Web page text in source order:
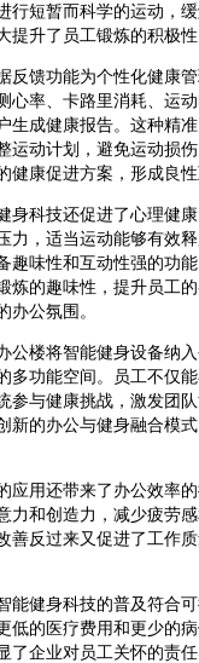
行短暂而科学的运动，
提升了员工锻炼的积极性
反馈功能为个性化健康
心率、卡路里消耗、运动
生成健康报告。这种精
运动计划，避免运动损
健康促进方案，形成良性
身科技还促进了心理健
力，适当运动能够有效
趣味性和互动性强的功
炼的趣味性，提升员工的
办公氛围。
公楼将智能健身设备纳
多功能空间。员工不仅
参与健康挑战，激发团
新的办公与健身融合模
应用还带来了办公效率
力和创造力，减少疲劳
善反过来又促进了工作
能健身科技的普及符合
低的医疗费用和更少的
了企业对员工关怀的责